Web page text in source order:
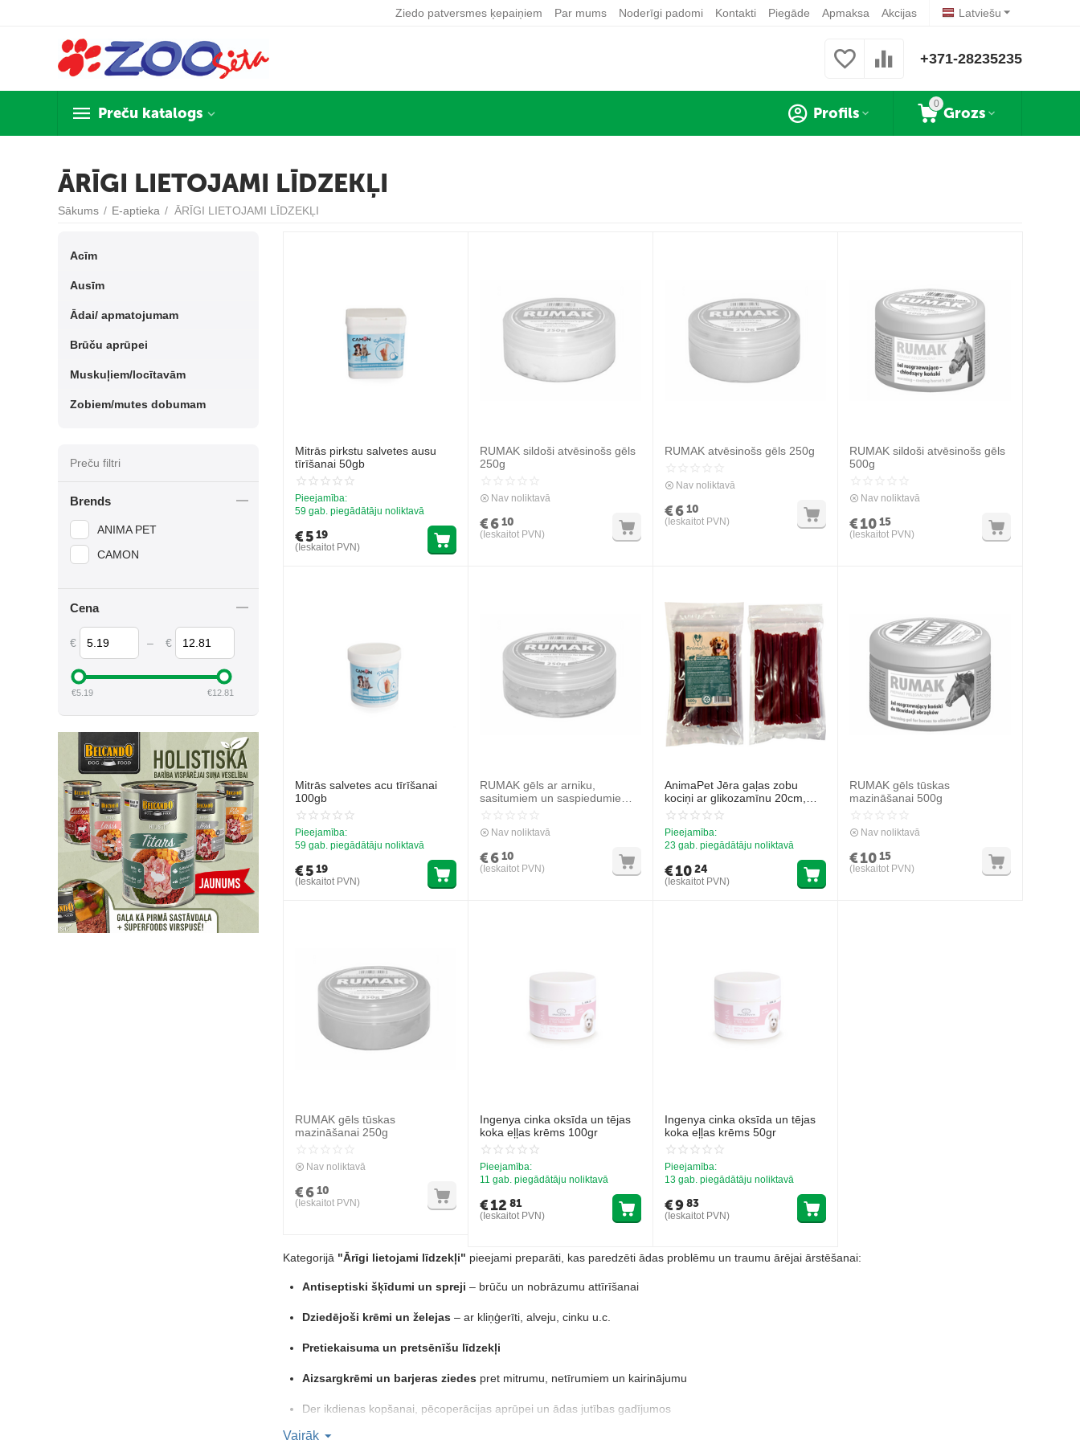
Latviešu
Ziedo patversmes ķepaiņiem Par mums Noderīgi padomi Kontakti Piegāde Apmaksa Akcijas
+371-28235235
Preču katalogs
0
Grozs
Profils
ĀRĪGI LIETOJAMI LĪDZEKĻI
Sākums / E-aptieka / ĀRĪGI LIETOJAMI LĪDZEKĻI
Kategorijā "Ārīgi lietojami līdzekļi" pieejami preparāti, kas paredzēti ādas problēmu un traumu ārējai ārstēšanai:
Antiseptiski šķīdumi un spreji – brūču un nobrāzumu attīrīšanai
Dziedējoši krēmi un želejas – ar kliņģerīti, alveju, cinku u.c.
Pretiekaisuma un pretsēnīšu līdzekļi
Aizsargkrēmi un barjeras ziedes pret mitrumu, netīrumiem un kairinājumu
Der ikdienas kopšanai, pēcoperācijas aprūpei un ādas jutības gadījumos
Vairāk
Mitrās pirkstu salvetes ausu
tīrīšanai 50gb
Pieejamība:
59 gab. piegādātāju noliktavā
€519
(Ieskaitot PVN)
RUMAK sildoši atvēsinošs gēls
250g
Nav noliktavā
€610
(Ieskaitot PVN)
RUMAK atvēsinošs gēls 250g
Nav noliktavā
€610
(Ieskaitot PVN)
RUMAK sildoši atvēsinošs gēls
500g
Nav noliktavā
€1015
(Ieskaitot PVN)
Mitrās salvetes acu tīrīšanai
100gb
Pieejamība:
59 gab. piegādātāju noliktavā
€519
(Ieskaitot PVN)
RUMAK gēls ar arniku,
sasitumiem un saspiedumiem
Nav noliktavā
€610
(Ieskaitot PVN)
AnimaPet Jēra gaļas zobu
kociņi ar glikozamīnu 20cm,
500 g - papildbarība suņiem,
zobu attīrošie kociņi
Pieejamība:
23 gab. piegādātāju noliktavā
€1024
(Ieskaitot PVN)
RUMAK gēls tūskas
mazināšanai 500g
Nav noliktavā
€1015
(Ieskaitot PVN)
RUMAK gēls tūskas
mazināšanai 250g
Nav noliktavā
€610
(Ieskaitot PVN)
Ingenya cinka oksīda un tējas
koka eļļas krēms 100gr
Pieejamība:
11 gab. piegādātāju noliktavā
€12 81
(Ieskaitot PVN)
Ingenya cinka oksīda un tējas
koka eļļas krēms 50gr
Pieejamība:
13 gab. piegādātāju noliktavā
€983
(Ieskaitot PVN)
Acīm
Ausīm
Ādai/ apmatojumam
Brūču aprūpei
Muskuļiem/locītavām
Zobiem/mutes dobumam
Preču filtri
Brends
ANIMA PET
CAMON
Cena
€ – €
€5.19 €12.81